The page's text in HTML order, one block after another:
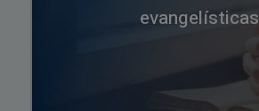
evangelísticas